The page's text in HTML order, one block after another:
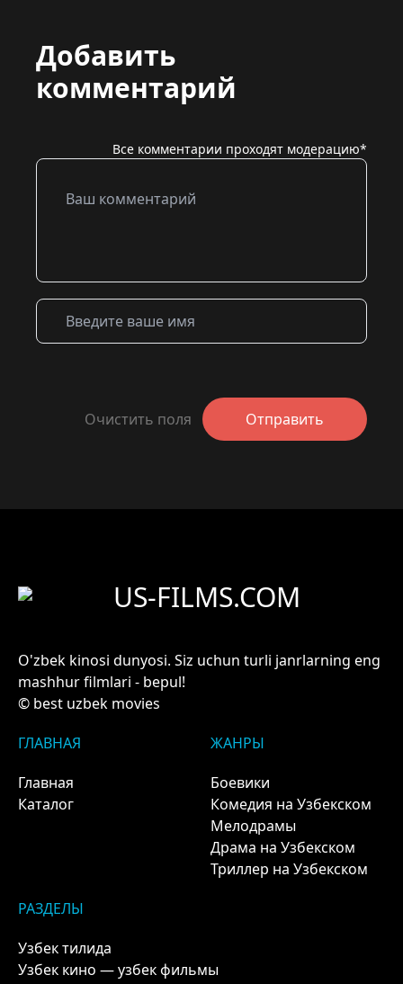
Добавить
комментарий
Все комментарии проходят модерацию*
Очистить поля Отправить
US-FILMS.COM
O'zbek kinosi dunyosi. Siz uchun turli janrlarning eng
mashhur filmlari - bepul!
© best uzbek movies
ГЛАВНАЯ
Главная
Каталог
ЖАНРЫ
Боевики
Комедия на Узбекском
Мелодрамы
Драма на Узбекском
Триллер на Узбекском
РАЗДЕЛЫ
Узбек тилида
Узбек кино — узбек фильмы